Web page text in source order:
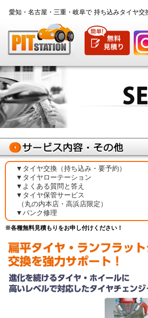
愛知・名古屋・三重・岐阜で持ち込みタイヤ交
▼タイヤ交換（持ち込み・要予約）
▼タイヤローテーション
▼よくある質問と答え
▼タイヤ保管サービス
（丸の内本店・高浜店限定）
▼パンク修理
※各種無料見積もりをお申し付けください！